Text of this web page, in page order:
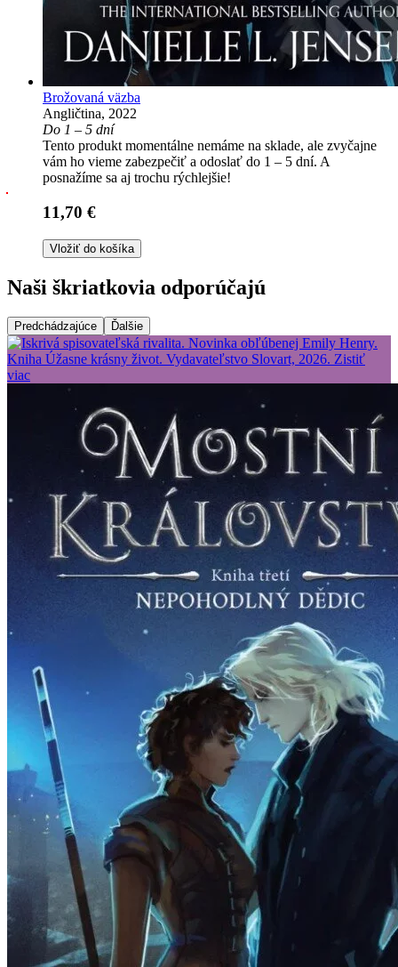
Brožovaná väzba
Angličtina, 2022
Do 1 – 5 dní
Tento produkt momentálne nemáme na sklade, ale zvyčajne
vám ho vieme zabezpečiť a odoslať do 1 – 5 dní. A
posnažíme sa aj trochu rýchlejšie!
11,70 €
Vložiť do košíka
Naši škriatkovia odporúčajú
Predchádzajúce Ďalšie